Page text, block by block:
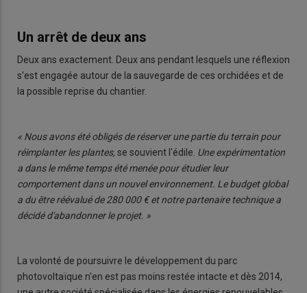
Un arrêt de deux ans
Deux ans exactement. Deux ans pendant lesquels une réflexion
s'est engagée autour de la sauvegarde de ces orchidées et de
la possible reprise du chantier.
« Nous avons été obligés de réserver une partie du terrain pour
réimplanter les plantes, se souvient l'édile. Une expérimentation
a dans le même temps été menée pour étudier leur
comportement dans un nouvel environnement. Le budget global
a du être réévalué de 280 000 € et notre partenaire technique a
décidé d'abandonner le projet. »
La volonté de poursuivre le développement du parc
photovoltaïque n'en est pas moins restée intacte et dès 2014,